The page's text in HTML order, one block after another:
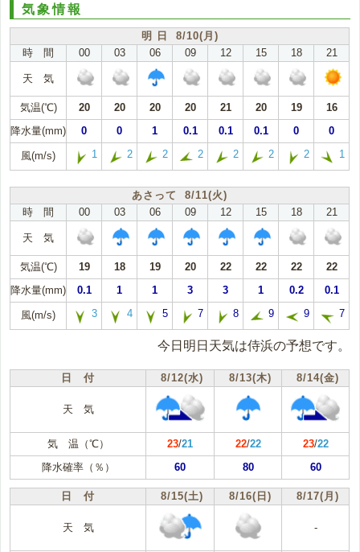
気象情報
明 日 8/10(月)
時 間
00 03 06 09 12 15 18 21
天 気
気温(℃) 20 20 20 20 21 20 19
16
降水量(mm)
0 0 1 0.1 0.1 0.1 0 0
風(m/s) 1 2 2 2 2 2 2 1
あさって 8/11(火)
時 間
00 03 06 09 12 15 18 21
天 気
気温(℃) 19 18 19 20 22 22 22
22
降水量(mm)
0.1 1 1 3 3 1 0.2 0.1
風(m/s) 3 4 5 7 8 9 9 7
今日明日天気は侍浜の予想です。
日 付 8/12(水) 8/13(木) 8/14(金)
天 気
気 温（℃） 23/21 22/22 23/22
降水確率（％）
60 80 60
日 付 8/15(土) 8/16(日) 8/17(月)
天 気 -